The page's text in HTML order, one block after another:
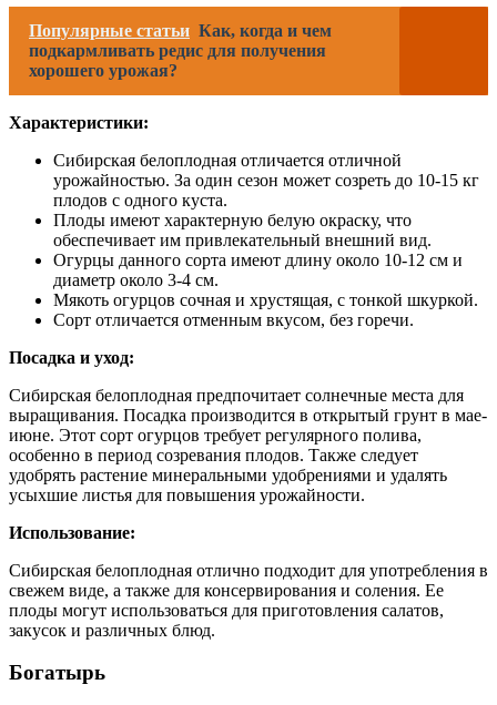
Популярные статьи Как, когда и чем
подкармливать редис для получения
хорошего урожая?
Характеристики:
Сибирская белоплодная отличается отличной
урожайностью. За один сезон может созреть до 10-15 кг
плодов с одного куста.
Плоды имеют характерную белую окраску, что
обеспечивает им привлекательный внешний вид.
Огурцы данного сорта имеют длину около 10-12 см и
диаметр около 3-4 см.
Мякоть огурцов сочная и хрустящая, с тонкой шкуркой.
Сорт отличается отменным вкусом, без горечи.
Посадка и уход:
Сибирская белоплодная предпочитает солнечные места для
выращивания. Посадка производится в открытый грунт в мае-
июне. Этот сорт огурцов требует регулярного полива,
особенно в период созревания плодов. Также следует
удобрять растение минеральными удобрениями и удалять
усыхшие листья для повышения урожайности.
Использование:
Сибирская белоплодная отлично подходит для употребления в
свежем виде, а также для консервирования и соления. Ее
плоды могут использоваться для приготовления салатов,
закусок и различных блюд.
Богатырь